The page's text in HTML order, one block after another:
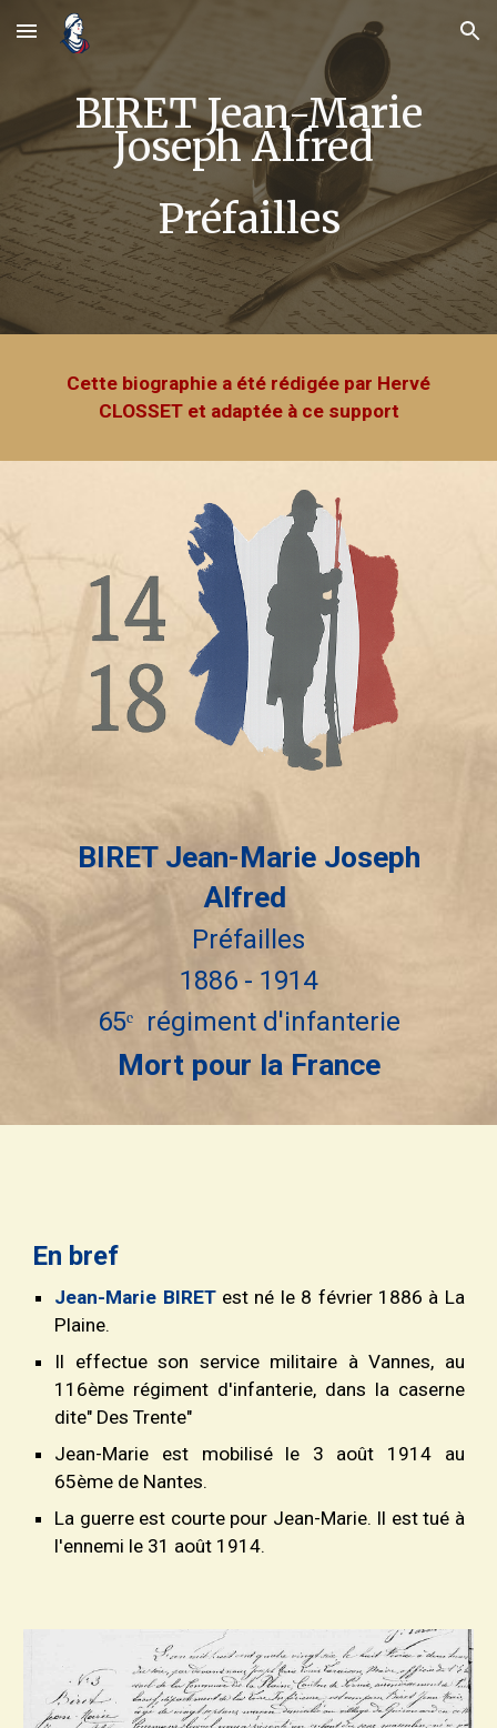
Skip to main content Skip to navigation
BIRET Jean-Marie
Joseph Alfred
Préfailles
Cette biographie a été rédigée par Hervé
CLOSSET et adaptée à ce support
BIRET Jean-Marie Joseph
Alfred
Préfailles
1886 - 1914
65ᵉ régiment d'infanterie
Mort pour la France
En bref
Jean-Marie BIRET est né le 8 février 1886 à La
Plaine.
Il effectue son service militaire à Vannes, au
116ème régiment d'infanterie, dans la caserne
dite" Des Trente"
Jean-Marie est mobilisé le 3 août 1914 au
65ème de Nantes.
La guerre est courte pour Jean-Marie. Il est tué à
l'ennemi le 31 août 1914.